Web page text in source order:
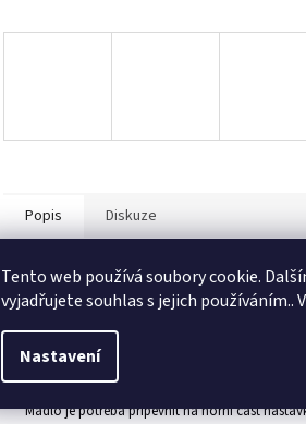
Tento web používá soubory cookie.
vyjadřujete souhlas s jejich používáním..
Nastavení
Popis Diskuze
Detailní popis produktu
Dřevěné úchopové madlo k nástavkům slouží
Madlo je uchyceno třemi vruty o délce 50 mm.
Madlo je potřeba připevnit na horní část